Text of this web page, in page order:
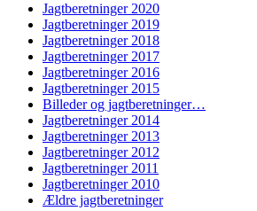
Jagtberetninger 2020
Jagtberetninger 2019
Jagtberetninger 2018
Jagtberetninger 2017
Jagtberetninger 2016
Jagtberetninger 2015
Billeder og jagtberetninger…
Jagtberetninger 2014
Jagtberetninger 2013
Jagtberetninger 2012
Jagtberetninger 2011
Jagtberetninger 2010
Ældre jagtberetninger